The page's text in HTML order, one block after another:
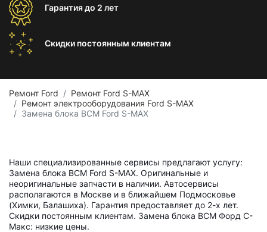
Гарантиядо 2 лет
Скидки постоянным клиентам
Ремонт Ford
Ремонт Ford S-MAX
Ремонт электрооборудования Ford S-MAX
Замена блока BCM Ford S-MAX
Наши специализированные сервисы предлагают услугу:
Замена блока BCM Ford S-MAX. Оригинальные и
неоригинальные запчасти в наличии. Автосервисы
располагаются в Москве и в ближайшем Подмосковье
(Химки, Балашиха). Гарантия предоставляет до 2-х лет.
Скидки постоянным клиентам. Замена блока BCM Форд С-
Макс: низкие цены.